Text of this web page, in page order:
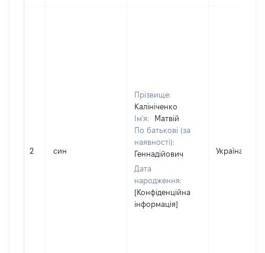
2 син
Прізвище:
Калініченко
Ім'я:
Матвій
По батькові (за
наявності):
Геннадійович
Дата
народження:
[Конфіденційна
інформація]
Україна